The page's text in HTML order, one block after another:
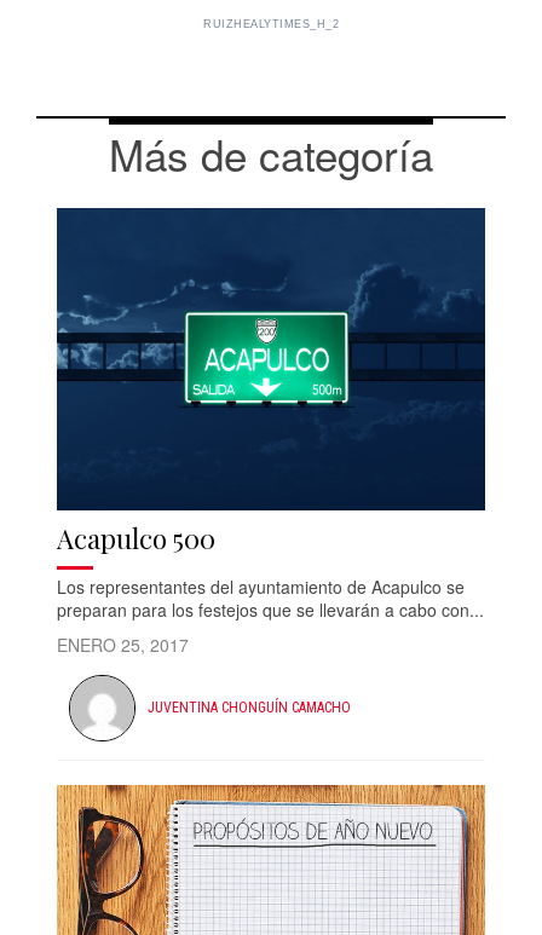
RUIZHEALYTIMES_H_2
Más de categoría
Acapulco 500
Los representantes del ayuntamiento de Acapulco se
preparan para los festejos que se llevarán a cabo con...
ENERO 25, 2017
JUVENTINA CHONGUÍN CAMACHO